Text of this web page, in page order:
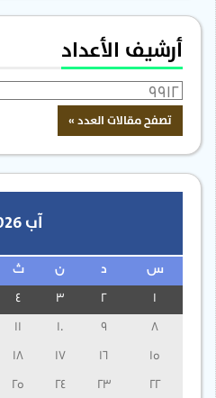
أرشيف الأعداد
آب 2026
س ن ث
3
15
16
17
18
22
23
24
25